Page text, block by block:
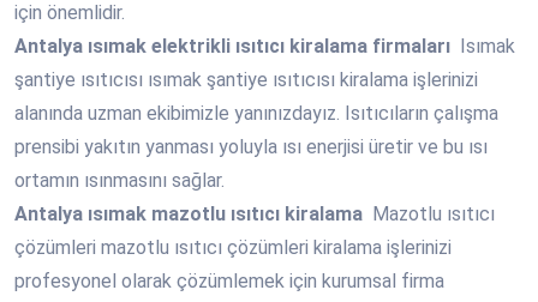
için önemlidir.
Antalya ısımak elektrikli ısıtıcı kiralama firmaları
Isımak
şantiye ısıtıcısı ısımak şantiye ısıtıcısı kiralama işlerinizi
alanında uzman ekibimizle yanınızdayız. Isıtıcıların çalışma
prensibi yakıtın yanması yoluyla ısı enerjisi üretir ve bu ısı
ortamın ısınmasını sağlar.
Antalya ısımak mazotlu ısıtıcı kiralama Mazotlu ısıtıcı
çözümleri mazotlu ısıtıcı çözümleri kiralama işlerinizi
profesyonel olarak çözümlemek için kurumsal firma